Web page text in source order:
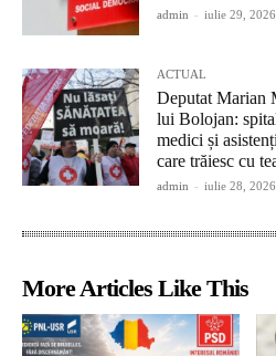
admin - iulie 29, 2026
ACTUAL
Deputat Marian
lui Bolojan:
medici și
care trăiesc cu
admin - iulie 28, 2026
More Articles Like This